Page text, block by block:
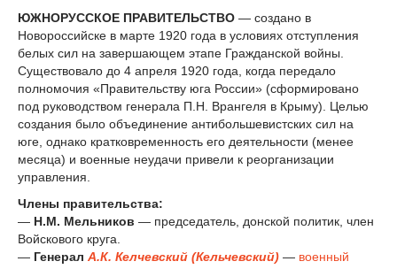
ЮЖНОРУССКОЕ ПРАВИТЕЛЬСТВО — создано в
Новороссийске в марте 1920 года в условиях отступления
белых сил на завершающем этапе Гражданской войны.
Существовало до 4 апреля 1920 года, когда передало
полномочия «Правительству юга России» (сформировано
под руководством генерала П.Н. Врангеля в Крыму). Целью
создания было объединение антибольшевистских сил на
юге, однако кратковременность его деятельности (менее
месяца) и военные неудачи привели к реорганизации
управления.
Члены правительства:
— Н.М. Мельников — председатель, донской политик, член
Войскового круга.
— Генерал А.К. Келчевский (Кельчевский) — военный